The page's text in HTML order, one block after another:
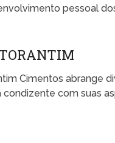
pessoal
Cimentos abrange
com suas